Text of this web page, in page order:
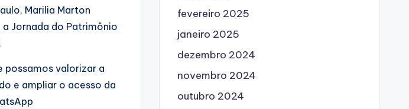
Marilia Marton
Jornada do Patrimônio
possamos valorizar a
e ampliar o acesso da
fevereiro 2025
janeiro 2025
dezembro 2024
novembro 2024
outubro 2024